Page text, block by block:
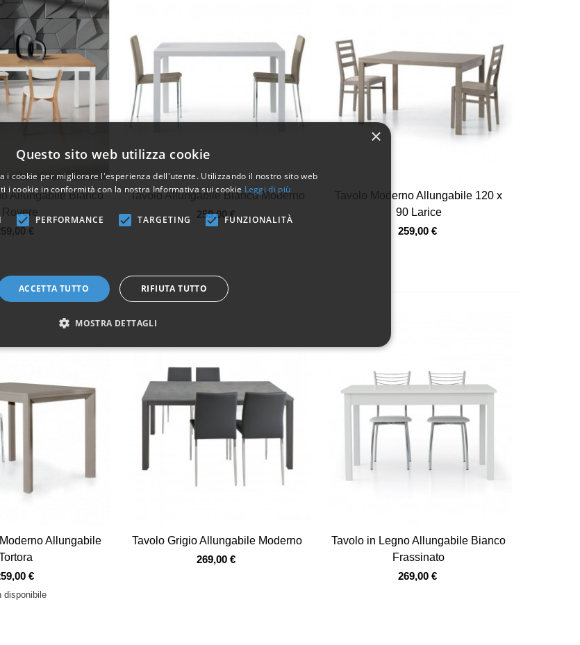
Allungabile Bianco
Rovere
€
Vista veloce
Tavolo Allungabile Bianco Moderno
259,00 €
Vista veloce
Tavolo Moderno Allungabile 120 x
90 Larice
259,00 €
Allungabile
€
disponibile
Vista veloce
Tavolo Grigio Allungabile Moderno
269,00 €
Vista veloce
Tavolo in Legno Allungabile Bianco
Frassinato
269,00 €
×
Questo sito web utilizza cookie
i cookie per migliorare l'esperienza dell'utente. Utilizzando il nostro sito web
i cookie in conformità con la nostra Informativa sui cookie Leggi di più
PERFORMANCE TARGETING FUNZIONALITÀ
ACCETTA TUTTO RIFIUTA TUTTO
MOSTRA DETTAGLI